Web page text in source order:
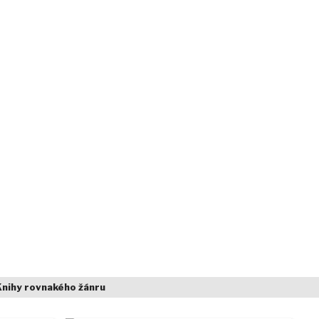
rovnakého žánru